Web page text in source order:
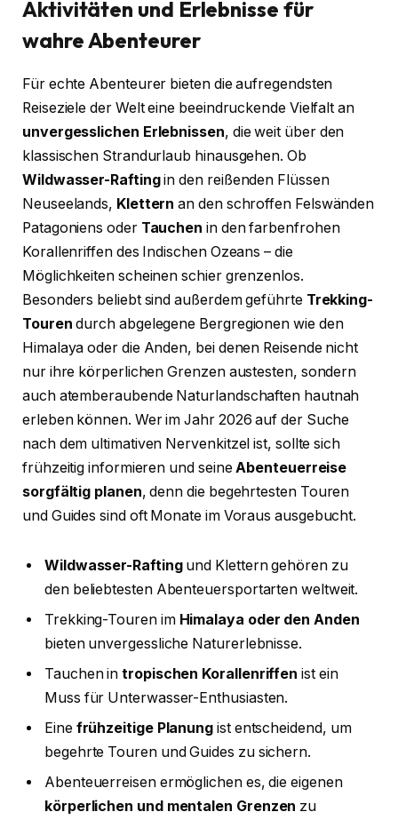
Aktivitäten und Erlebnisse für
wahre Abenteurer
Für echte Abenteurer bieten die aufregendsten
Reiseziele der Welt eine beeindruckende Vielfalt an
unvergesslichen Erlebnissen, die weit über den
klassischen Strandurlaub hinausgehen. Ob
Wildwasser-Raftingin den reißenden Flüssen
Neuseelands, Klettern an den schroffen Felswänden
Patagoniens oder Tauchen in den farbenfrohen
Korallenriffen des Indischen Ozeans – die
Möglichkeiten scheinen schier grenzenlos.
Besonders beliebt sind außerdem geführte Trekking-
Touren durch abgelegene Bergregionen wie den
Himalaya oder die Anden, bei denen Reisende nicht
nur ihre körperlichen Grenzen austesten, sondern
auch atemberaubende Naturlandschaften hautnah
erleben können. Wer im Jahr 2026 auf der Suche
nach dem ultimativen Nervenkitzel ist, sollte sich
frühzeitig informieren und seineAbenteuerreise
sorgfältig planen, denn die begehrtesten Touren
und Guides sind oft Monate im Voraus ausgebucht.
Wildwasser-Raftingund Klettern gehören zu
den beliebtesten Abenteuersportarten weltweit.
Trekking-Touren im Himalaya oder den Anden
bieten unvergessliche Naturerlebnisse.
Tauchen intropischen Korallenriffen ist ein
Muss für Unterwasser-Enthusiasten.
Eine frühzeitige Planung ist entscheidend, um
begehrte Touren und Guides zu sichern.
Abenteuerreisen ermöglichen es, die eigenen
körperlichen und mentalen Grenzen zu